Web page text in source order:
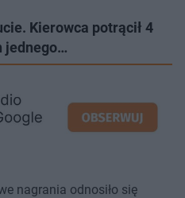
Kierowca potrącił 4
jednego…
nagrania odnosiło się